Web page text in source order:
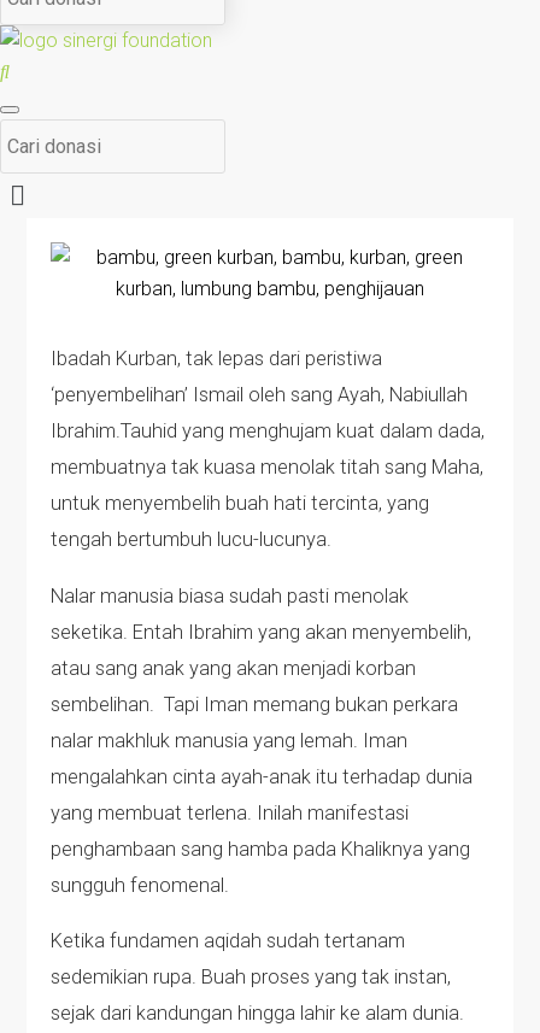
Ibadah Kurban, tak lepas dari peristiwa
‘penyembelihan’ Ismail oleh sang Ayah, Nabiullah
Ibrahim.Tauhid yang menghujam kuat dalam dada,
membuatnya tak kuasa menolak titah sang Maha,
untuk menyembelih buah hati tercinta, yang
tengah bertumbuh lucu-lucunya.
Nalar manusia biasa sudah pasti menolak
seketika. Entah Ibrahim yang akan menyembelih,
atau sang anak yang akan menjadi korban
sembelihan. Tapi Iman memang bukan perkara
nalar makhluk manusia yang lemah. Iman
mengalahkan cinta ayah-anak itu terhadap dunia
yang membuat terlena. Inilah manifestasi
penghambaan sang hamba pada Khaliknya yang
sungguh fenomenal.
Ketika fundamen aqidah sudah tertanam
sedemikian rupa. Buah proses yang tak instan,
sejak dari kandungan hingga lahir ke alam dunia.